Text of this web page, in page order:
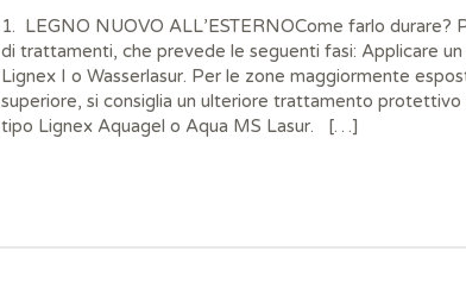
1. LEGNO NUOVO ALL’ESTERNOCome farlo
di trattamenti, che prevede le seguenti fasi: Applicare
Lignex I o Wasserlasur. Per le zone maggiormente
superiore, si consiglia un ulteriore trattamento
tipo Lignex Aquagel o Aqua MS Lasur. […]